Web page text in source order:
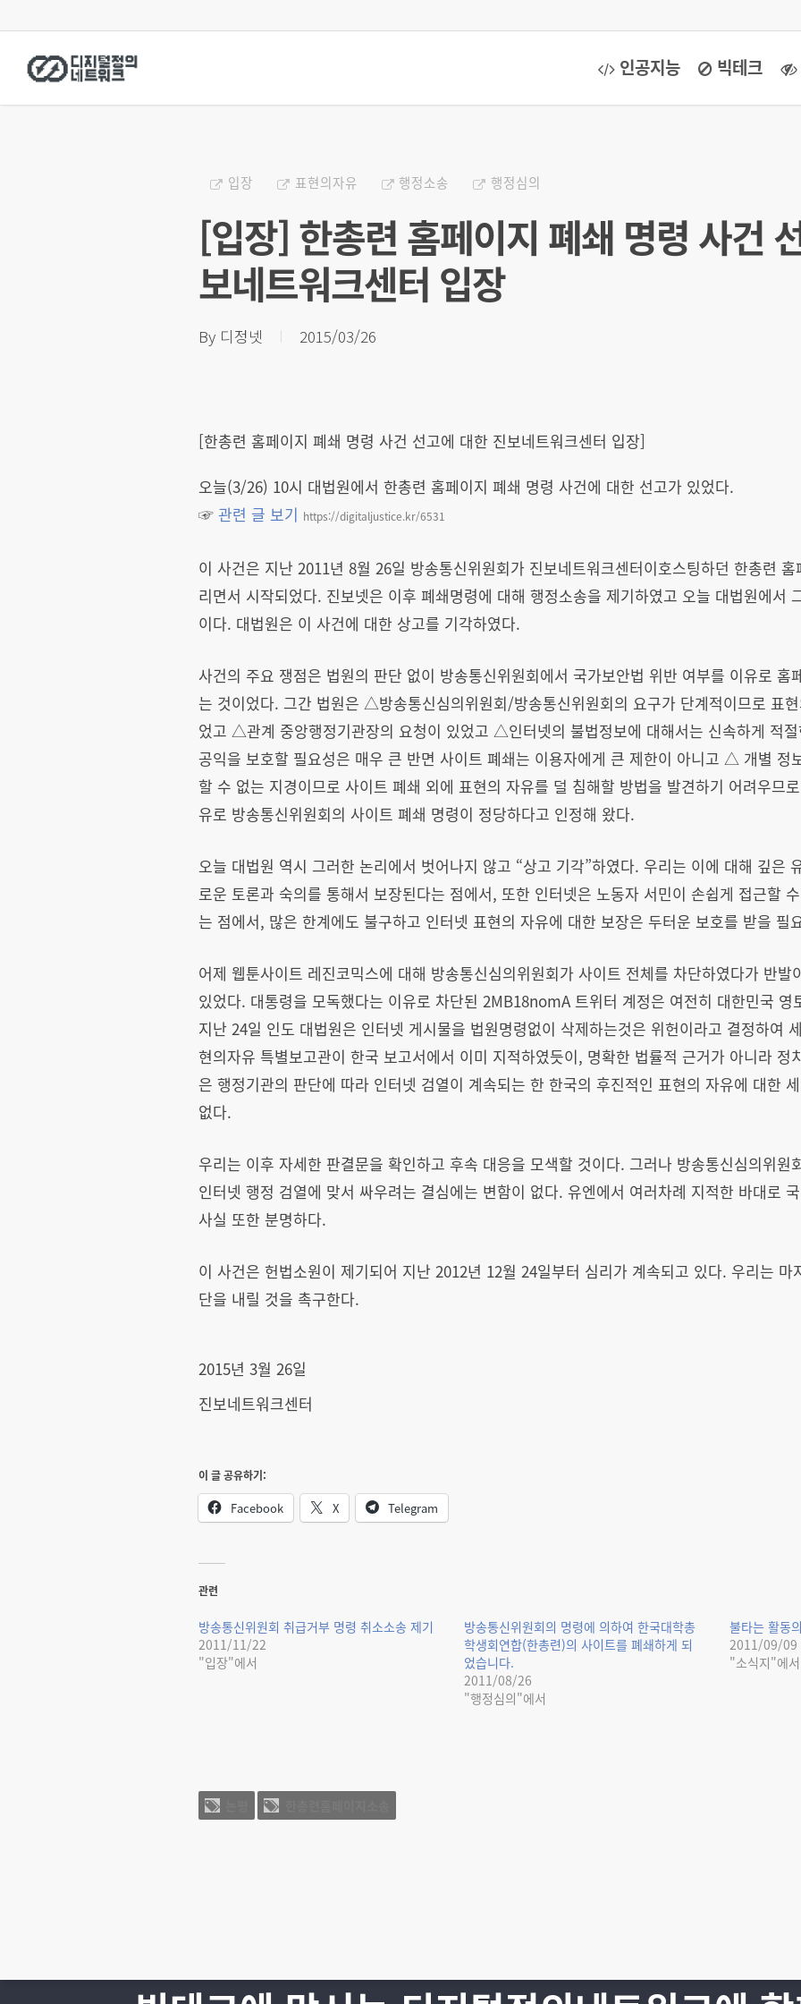
main
인공지능 빅테크
입장 표현의자유 행정소송 행정심의
[입장] 한총련 홈페이지 폐쇄 명령 사건
보네트워크센터 입장
By 디정넷 2015/03/26
[한총련 홈페이지 폐쇄 명령 사건 선고에 대한 진보네트워크센터 입장]
오늘(3/26) 10시 대법원에서 한총련 홈페이지 폐쇄 명령 사건에 대한 선고가 있었다.
☞ 관련 글 보기 https://digitaljustice.kr/6531
이 사건은 지난 2011년 8월 26일 방송통신위원회가 진보네트워크센터이호스팅하던 한총련
리면서 시작되었다. 진보넷은 이후 폐쇄명령에 대해 행정소송을 제기하였고 오늘 대법원에서
이다. 대법원은 이 사건에 대한 상고를 기각하였다.
사건의 주요 쟁점은 법원의 판단 없이 방송통신위원회에서 국가보안법 위반 여부를 이유로 홈
는 것이었다. 그간 법원은 △방송통신심의위원회/방송통신위원회의 요구가 단계적이므로 표
었고 △관계 중앙행정기관장의 요청이 있었고 △인터넷의 불법정보에 대해서는 신속하게 적
공익을 보호할 필요성은 매우 큰 반면 사이트 폐쇄는 이용자에게 큰 제한이 아니고 △ 개별 정
할 수 없는 지경이므로 사이트 폐쇄 외에 표현의 자유를 덜 침해할 방법을 발견하기 어려우므
유로 방송통신위원회의 사이트 폐쇄 명령이 정당하다고 인정해 왔다.
오늘 대법원 역시 그러한 논리에서 벗어나지 않고 “상고 기각”하였다. 우리는 이에 대해 깊은
로운 토론과 숙의를 통해서 보장된다는 점에서, 또한 인터넷은 노동자 서민이 손쉽게 접근할
는 점에서, 많은 한계에도 불구하고 인터넷 표현의 자유에 대한 보장은 두터운 보호를 받을 필
어제 웹툰사이트 레진코믹스에 대해 방송통신심의위원회가 사이트 전체를 차단하였다가 반발
있었다. 대통령을 모독했다는 이유로 차단된 2MB18nomA 트위터 계정은 여전히 대한민국 영
지난 24일 인도 대법원은 인터넷 게시물을 법원명령없이 삭제하는것은 위헌이라고 결정하여
현의자유 특별보고관이 한국 보고서에서 이미 지적하였듯이, 명확한 법률적 근거가 아니라 정
은 행정기관의 판단에 따라 인터넷 검열이 계속되는 한 한국의 후진적인 표현의 자유에 대한
없다.
우리는 이후 자세한 판결문을 확인하고 후속 대응을 모색할 것이다. 그러나 방송통신심의위원
인터넷 행정 검열에 맞서 싸우려는 결심에는 변함이 없다. 유엔에서 여러차례 지적한 바대로
사실 또한 분명하다.
이 사건은 헌법소원이 제기되어 지난 2012년 12월 24일부터 심리가 계속되고 있다. 우리는 마
단을 내릴 것을 촉구한다.
2015년 3월 26일
진보네트워크센터
이 글 공유하기:
Facebook X Telegram
관련
방송통신위원회 취급거부 명령 취소소송 제기
2011/11/22
"입장"에서
방송통신위원회의 명령에 의하여 한국대학총
학생회연합(한총련)의 사이트를 폐쇄하게 되
었습니다.
2011/08/26
"행정심의"에서
불타는 활동
2011/09/09
"소식지"에서